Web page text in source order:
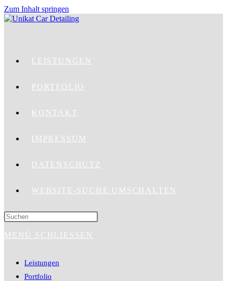
Zum Inhalt springen
LEISTUNGEN
PORTFOLIO
KONTAKT
IMPRESSUM
DATENSCHUTZ
WEBSITE-SUCHE UMSCHALTEN
MENÜ SCHLIESSEN
Leistungen
Portfolio